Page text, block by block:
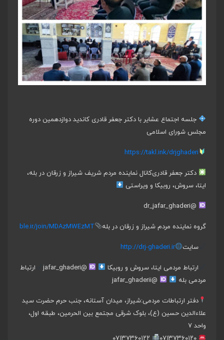
جلسه اجتماع عشایر با دکتر جعفر قادری کاندید دوازدهمین دوره
مجلس شورای اسلامی
https://takl.ink/drjghaderi
دکتر جعفر قادریکانال نماینده مردم شریف شیراز و زرقان در بله،
ایتا، سروش، روبیکا و ویراستی
@dr_jafar_ghaderi
گروه نماینده مردم شیراز و زرقان در بله ble.ir/join/MDAzMWEzMT
سایت http://drj-ghaderi.ir
ارتباط مردمی ایتا، سروش و روبیکا @jafar_ghaderi
ارتباط
مردمی بله
@jafar_ghaderii
دفتر ارتباطات مردمی:شیراز، میدان آستانه، جنب حرم حضرت سید
علاءالدین حسین (ع)، بلوک شرقی مجتمع بین الحرمین، طبقه اول،
واحد ۷